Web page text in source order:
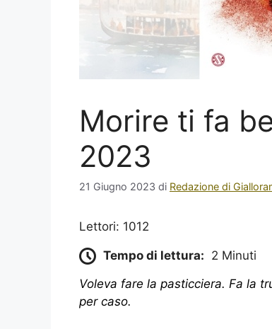
Morire ti fa
2023
21 Giugno 2023 di Redazione di
Lettori: 1012
Tempo di lettura: 2 Minuti
Voleva fare la pasticciera. Fa la
per caso.